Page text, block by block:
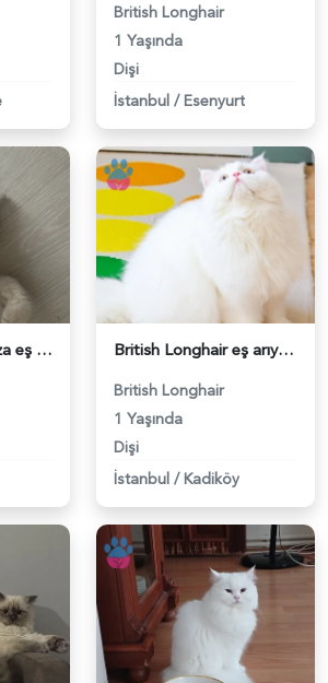
British Longhair
1 Yaşında
Dişi
İstanbul / Esenyurt
11 aylık bulutumuza eş arıyoruz - 118984619 British Longhair eş arıyoruz - 118984588
British Longhair
1 Yaşında
Dişi
İstanbul / Kadiköy